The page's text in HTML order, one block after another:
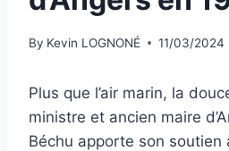
By Kevin LOGNONÉ 11/03/2024
Plus que l’air marin, la
ministre et ancien maire
Béchu apporte son soutien